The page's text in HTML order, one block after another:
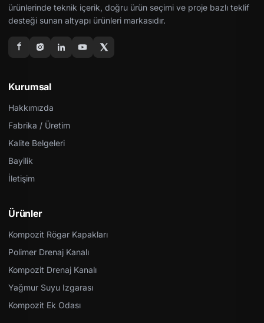
ürünlerinde teknik içerik, doğru ürün seçimi ve proje bazlı teklif
desteği sunan altyapı ürünleri markasıdır.
Kurumsal
Hakkımızda
Fabrika / Üretim
Kalite Belgeleri
Bayilik
İletişim
Ürünler
Kompozit Rögar Kapakları
Polimer Drenaj Kanalı
Kompozit Drenaj Kanalı
Yağmur Suyu Izgarası
Kompozit Ek Odası